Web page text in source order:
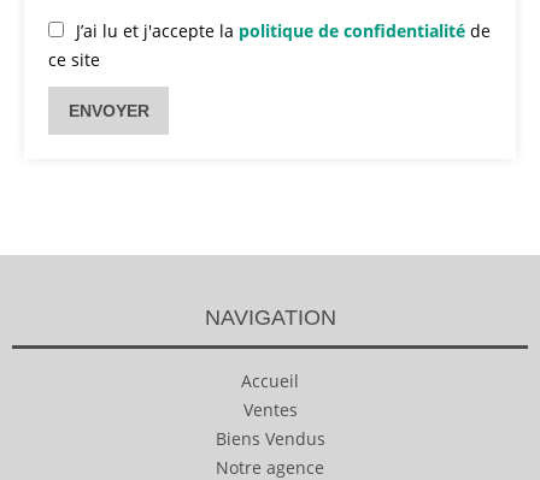
J’ai lu et j'accepte la politique de confidentialité de
ce site
ENVOYER
NAVIGATION
Accueil
Ventes
Biens Vendus
Notre agence